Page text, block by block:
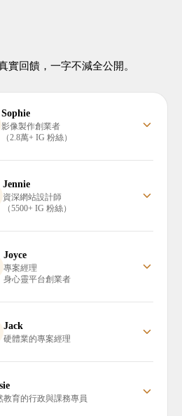
實回饋，一字不減全公開。
Sophie
影像製作創業者
（2.8萬+ IG 粉絲）
Jennie
資深網站設計師
（5500+ IG 粉絲）
Joyce
專案經理
身心靈平台創業者
Jack
硬體業的專案經理
教育的行政與課務專員